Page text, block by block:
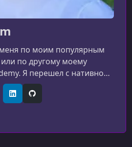
по моим популярным
по другому моему
Я перешел с нативной
кроссплатформенную
9 лет назад и ни разу
платформ и получать
Я буду вашим гидом в
LinkedInGitHub